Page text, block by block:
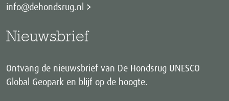
info@dehondsrug.nl
Nieuwsbrief
Ontvang de nieuwsbrief van De Hondsrug UNESCO
Global Geopark en blijf op de hoogte.